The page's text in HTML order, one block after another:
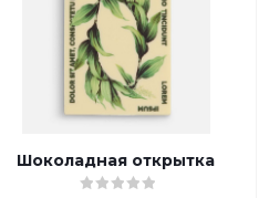
Шоколадная открытка